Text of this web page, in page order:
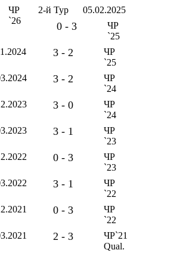
ЧР
`26
2-й Тур 05.02.2025
0 - 3
ЧР
`25
3 - 2
ЧР
`25
3 - 2
ЧР
`24
3 - 0
ЧР
`24
3 - 1
ЧР
`23
0 - 3
ЧР
`23
3 - 1
ЧР
`22
0 - 3
ЧР
`22
2 - 3
ЧР`21
Qual.